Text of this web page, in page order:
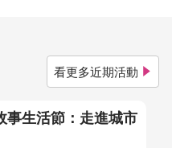
看更多近期活動
事生活節：走進城市